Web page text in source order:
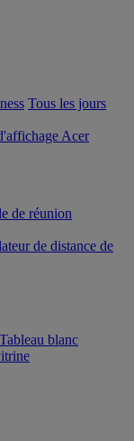
Tous les jours
Acer
de réunion
de distance de
Tableau blanc